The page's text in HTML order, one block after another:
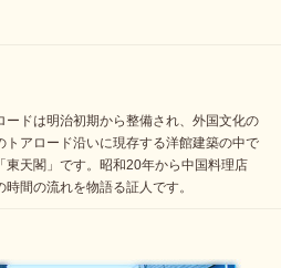
ドは明治初期から整備され、外国文化の
アロード沿いに現存する洋館建築の中で
東天閣」です。昭和20年から中国料理店
間の流れを物語る証人です。